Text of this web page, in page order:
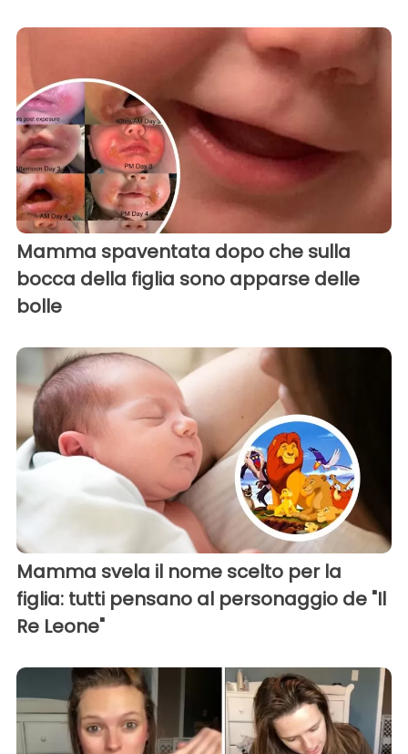
Mamma spaventata dopo che sulla
bocca della figlia sono apparse delle
bolle
Mamma svela il nome scelto per la
figlia: tutti pensano al personaggio de "Il
Re Leone"